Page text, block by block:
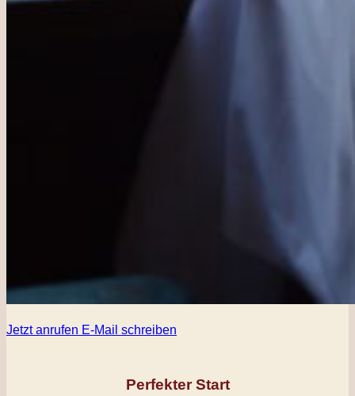
Jetzt anrufen E-Mail schreiben
Perfekter Start